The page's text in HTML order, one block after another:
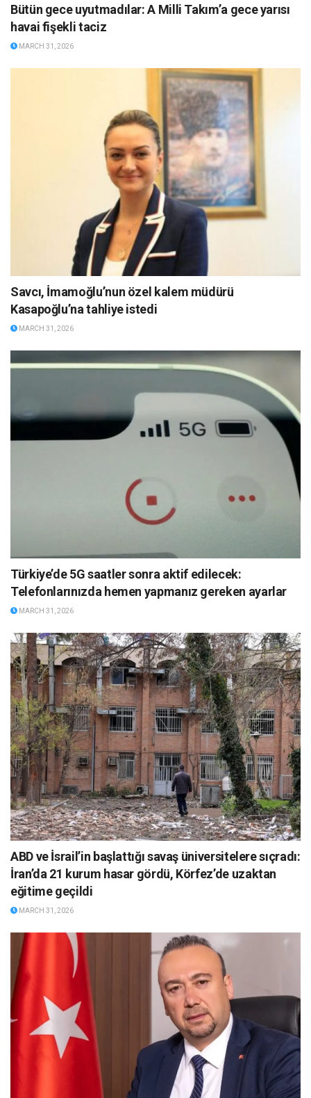
Bütün gece uyutmadılar: A Milli Takım’a gece yarısı
havai fişekli taciz
MARCH 31, 2026
Savcı, İmamoğlu’nun özel kalem müdürü
Kasapoğlu’na tahliye istedi
MARCH 31, 2026
Türkiye’de 5G saatler sonra aktif edilecek:
Telefonlarınızda hemen yapmanız gereken ayarlar
MARCH 31, 2026
ABD ve İsrail’in başlattığı savaş üniversitelere sıçradı:
İran’da 21 kurum hasar gördü, Körfez’de uzaktan
eğitime geçildi
MARCH 31, 2026